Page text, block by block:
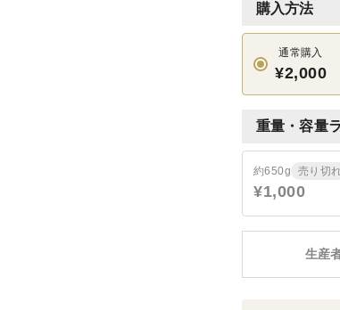
購入方法
通常購入
¥2,000
重量・容量
約650g 売り切
¥1,000
生産